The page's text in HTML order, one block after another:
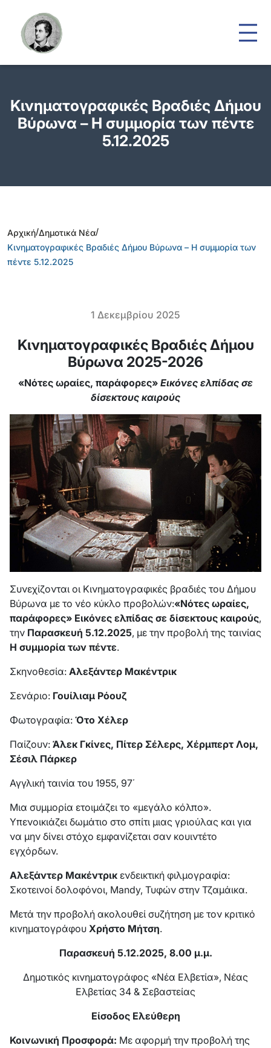
Κινηματογραφικές Βραδιές Δήμου
Βύρωνα – Η συμμορία των πέντε
5.12.2025
Αρχική/Δημοτικά Νέα/
Κινηματογραφικές Βραδιές Δήμου Βύρωνα – Η συμμορία των
πέντε 5.12.2025
1 Δεκεμβρίου 2025
Κινηματογραφικές Βραδιές Δήμου
Βύρωνα 2025-2026
«Νότες ωραίες, παράφορες» Εικόνες ελπίδας σε
δίσεκτους καιρούς
Συνεχίζονται οι Κινηματογραφικές βραδιές του Δήμου
Βύρωνα με το νέο κύκλο προβολών:«Νότες ωραίες,
παράφορες» Εικόνες ελπίδας σε δίσεκτους καιρούς,
την Παρασκευή 5.12.2025, με την προβολή της ταινίας
Η συμμορία των πέντε.
Σκηνοθεσία: Αλεξάντερ Μακέντρικ
Σενάριο: Γουίλιαμ Ρόουζ
Φωτογραφία: Ότο Χέλερ
Παίζουν: Άλεκ Γκίνες, Πίτερ Σέλερς, Χέρμπερτ Λομ,
Σέσιλ Πάρκερ
Αγγλική ταινία του 1955, 97΄
Μια συμμορία ετοιμάζει το «μεγάλο κόλπο».
Υπενοικιάζει δωμάτιο στο σπίτι μιας γριούλας και για
να μην δίνει στόχο εμφανίζεται σαν κουιντέτο
εγχόρδων.
Αλεξάντερ Μακέντρικ ενδεικτική φιλμογραφία:
Σκοτεινοί δολοφόνοι, Mandy, Τυφών στην Τζαμάικα.
Μετά την προβολή ακολουθεί συζήτηση με τον κριτικό
κινηματογράφου Χρήστο Μήτση.
Παρασκευή 5.12.2025, 8.00 μ.μ.
Δημοτικός κινηματογράφος «Νέα Ελβετία», Νέας
Ελβετίας 34 & Σεβαστείας
Είσοδος Ελεύθερη
Κοινωνική Προσφορά: Με αφορμή την προβολή της